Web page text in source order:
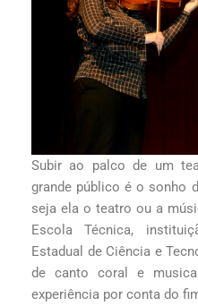
Subir ao palco de um
grande público é o sonho
seja ela o teatro ou a
Escola Técnica,
Estadual de Ciência e
de canto coral e
experiência por conta do